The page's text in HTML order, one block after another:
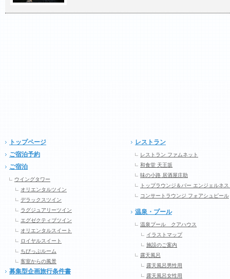
トップページ
ご宿泊予約
ご宿泊
ウイングタワー
オリエンタルツイン
デラックスツイン
ラグジュアリーツイン
エグゼクティブツイン
オリエンタルスイート
ロイヤルスイート
ちびっぷルーム
客室からの風景
募集型企画旅行条件書
レストラン
レストラン ファムネット
和食堂 天王坂
味の小路 居酒屋庄助
トップラウンジ＆バー エンジェルネス
コンサートラウンジ フォアシュピール
温泉・プール
温泉プール クアハウス
イラストマップ
施設のご案内
露天風呂
露天風呂男性用
露天風呂女性用